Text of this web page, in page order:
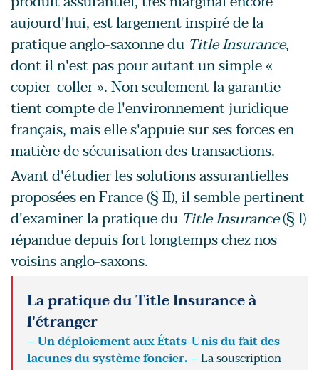
aujourd'hui, est largement inspiré de la
pratique anglo-saxonne du Title Insurance,
dont il n'est pas pour autant un simple «
copier-coller ». Non seulement la garantie
tient compte de l'environnement juridique
français, mais elle s'appuie sur ses forces en
matière de sécurisation des transactions.
Avant d'étudier les solutions assurantielles
proposées en France (§ II), il semble pertinent
d'examiner la pratique du Title Insurance(§ I)
répandue depuis fort longtemps chez nos
voisins anglo-saxons.
La pratique du Title Insurance à
l'étranger
– Un déploiement aux États-Unis du fait des
lacunes du système foncier. –La souscription